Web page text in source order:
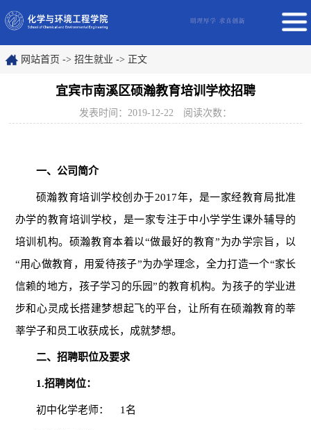
网站首页 -> 招生就业 -> 正文
宜宾市南溪区硕瀚教育培训学校招聘
发表时间：2019-12-22 阅读次数：
一、公司简介
硕瀚教育培训学校创办于2017年，是一家经教育局批准
办学的教育培训学校，是一家专注于中小学学生课外辅导的
培训机构。硕瀚教育本着以“做最好的教育”为办学宗旨，以
“用心做教育，用爱待孩子”为办学理念，全力打造一个“家长
信赖的地方，孩子学习的乐园”的教育机构。为孩子的学业进
步和心灵成长搭建梦想起飞的平台，让所有在硕瀚教育的莘
莘学子和员工收获成长，成就梦想。
二、招聘职位及要求
1.招聘岗位：
初中化学老师： 1名